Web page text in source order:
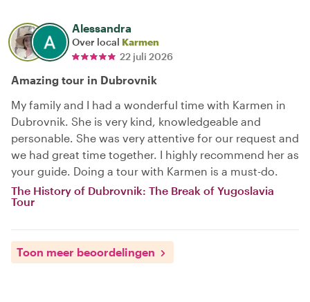
Alessandra
Over local Karmen
22 juli 2026
Amazing tour in Dubrovnik
My family and I had a wonderful time with Karmen in
Dubrovnik. She is very kind, knowledgeable and
personable. She was very attentive for our request and
we had great time together. I highly recommend her as
your guide. Doing a tour with Karmen is a must-do.
The History of Dubrovnik: The Break of Yugoslavia
Tour
Toon meer beoordelingen